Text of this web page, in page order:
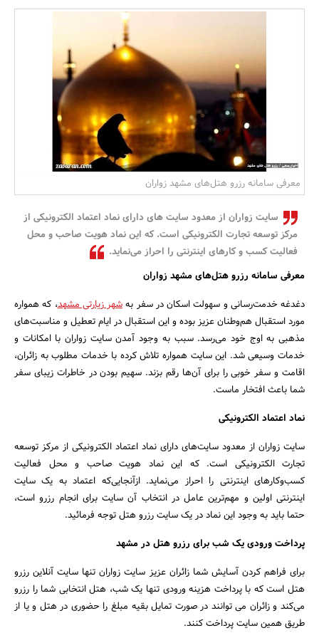
مسکن و ساختمان
جستجو
معرفی سامانه رزرو هتل‌های مشهد زواران
سایت زواران از معدود سایت های دارای نماد اعتماد الکترونیکی از
مرکز توسعه تجارت الکترونیکی است. که این نماد هویت صاحب و محل
فعالیت کسب و کارهای اینترنتی را احراز می‌نماید.
معرفی سامانه رزرو هتل‌های مشهد زواران
دغدغه خدمت‌رسانی و سهولت اسکان در سفر بهشهر زیارتی مشهد، که همواره
مورد استقبال هم‌وطنان عزیز بوده و این استقبال در ایام تعطیل و مناسبت‌های
مذهبی به اوج خود می‌رسد. سبب به وجود آمدن سایت زواران با امکانات و
خدمات وسیعی شد. این سایت همواره تلاش کرده با خدمات مطلوب به زائران،
اقامت و سفر خوبی را برای آن‌ها رقم بزند. سهیم بودن در خاطرات زیبای سفر
شما باعث افتخار ماست.
نماد اعتماد الکترونیکی
سایت زواران از معدود سایت‌های دارای نماد اعتماد الکترونیکی از مرکز توسعه
تجارت الکترونیکی است. که این نماد هویت صاحب و محل فعالیت
کسب‌وکارهای اینترنتی را احراز می‌نماید. ازآنجایی‌که اعتماد به یک سایت
اینترنتی اولین و مهم‌ترین عامل در انتخاب آن سایت برای انجام رزرو است،
حتما باید به وجود این نماد در یک سایت رزرو هتل توجه فرمائید.
پرداخت ورودی یک شب برای رزرو هتل در مشهد
برای فراهم کردن آسایش شما زائران عزیز سایت زواران تنها سایت آنلاین رزرو
هتل است که با پرداخت هزینه ورودی تنها یک شب، هتل انتخابی شما را رزرو
می‌کند و زائران می توانند در صورت تمایل بقیه مبلغ را حضوری در هتل و یا از
طریق همین سایت پرداخت کنند.